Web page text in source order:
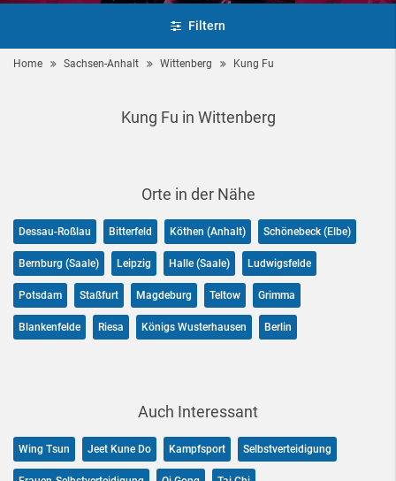
Filtern
Home Sachsen-Anhalt Wittenberg Kung Fu
Kung Fu in Wittenberg
Orte in der Nähe
Dessau-Roßlau Bitterfeld Köthen (Anhalt) Schönebeck (Elbe)
Bernburg (Saale) Leipzig Halle (Saale) Ludwigsfelde
Potsdam Staßfurt Magdeburg Teltow Grimma
Blankenfelde Riesa Königs Wusterhausen Berlin
Auch Interessant
Wing Tsun Jeet Kune Do Kampfsport Selbstverteidigung